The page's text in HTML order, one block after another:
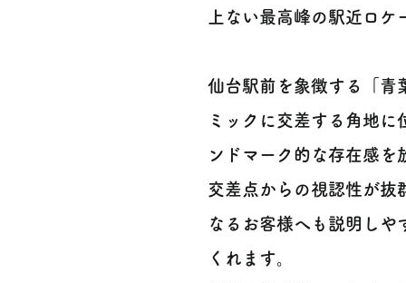
上ない最高峰の駅近ロケ
仙台駅前を象徴する「青
ミックに交差する角地
ンドマーク的な存在感を
交差点からの視認性が抜
なるお客様へも説明しや
くれます。